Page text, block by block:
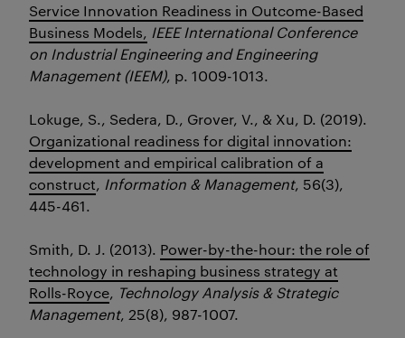
Service Innovation Readiness in Outcome-Based
Business Models, IEEE International Conference
on Industrial Engineering and Engineering
Management (IEEM), p. 1009-1013.
Lokuge, S., Sedera, D., Grover, V., & Xu, D. (2019).
Organizational readiness for digital innovation:
development and empirical calibration of a
construct, Information & Management, 56(3),
445-461.
Smith, D. J. (2013). Power-by-the-hour: the role of
technology in reshaping business strategy at
Rolls-Royce, Technology Analysis & Strategic
Management, 25(8), 987-1007.